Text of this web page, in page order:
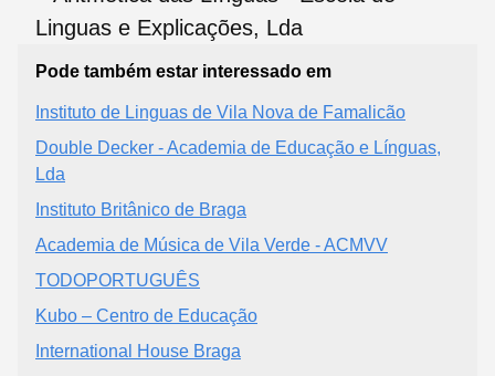
Pode também estar interessado em
Instituto de Linguas de Vila Nova de Famalicão
Double Decker - Academia de Educação e Línguas,
Lda
Instituto Britânico de Braga
Academia de Música de Vila Verde - ACMVV
TODOPORTUGUÊS
Kubo – Centro de Educação
International House Braga